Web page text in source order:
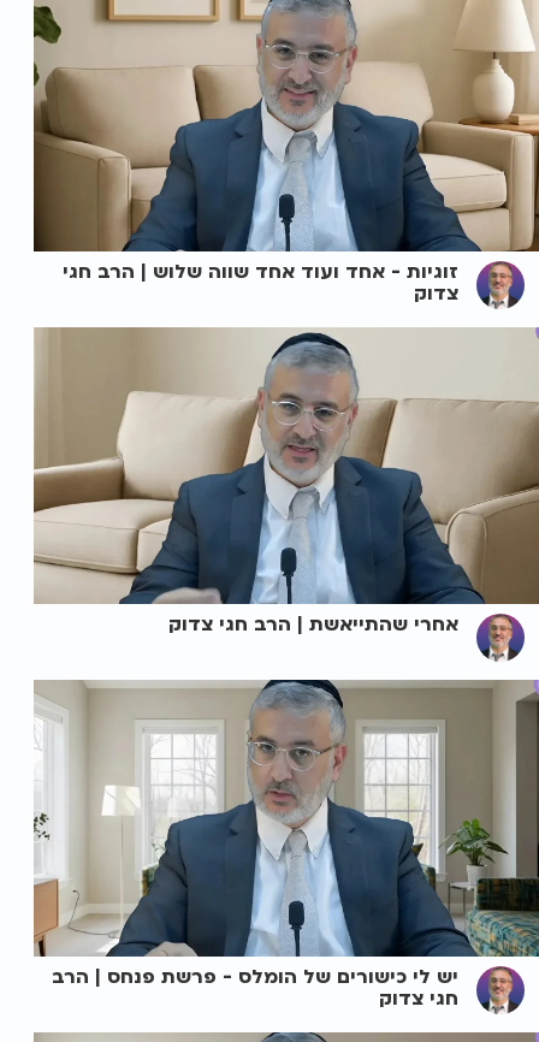
זוגיות - אחד ועוד אחד שווה שלוש | הרב חגי
צדוק
אחרי שהתייאשת | הרב חגי צדוק
יש לי כישורים של הומלס - פרשת פנחס | הרב
חגי צדוק